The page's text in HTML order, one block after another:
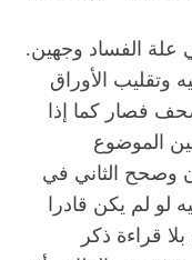
علة الفساد وجهين.
وتقليب الأوراق
فصار كما إذا
الموضوع
وصحح الثاني في
لو لم يكن قادرا
قراءة ذكر